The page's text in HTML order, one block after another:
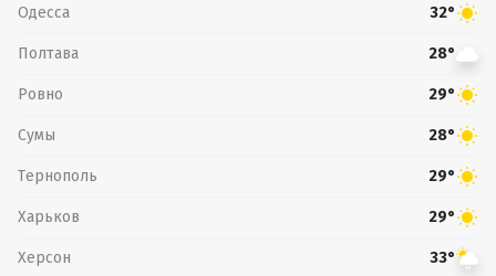
Одесса 32°
Полтава 28°
Ровно 29°
Сумы 28°
Тернополь 29°
Харьков 29°
Херсон 33°